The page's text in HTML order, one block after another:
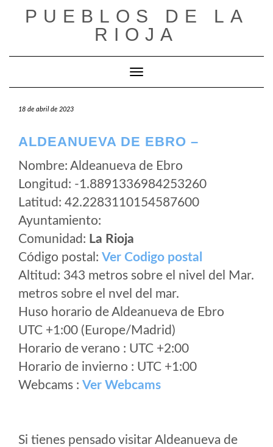
PUEBLOS DE LA
RIOJA
Cambiar modo de navegación
18 de abril de 2023
ALDEANUEVA DE EBRO –
Nombre: Aldeanueva de Ebro
Longitud: -1.8891336984253260
Latitud: 42.2283110154587600
Ayuntamiento:
Comunidad: La Rioja
Código postal: Ver Codigo postal
Altitud: 343 metros sobre el nivel del Mar.
metros sobre el nvel del mar.
Huso horario de Aldeanueva de Ebro
UTC +1:00 (Europe/Madrid)
Horario de verano : UTC +2:00
Horario de invierno : UTC +1:00
Webcams : Ver Webcams
Si tienes pensado visitar Aldeanueva de